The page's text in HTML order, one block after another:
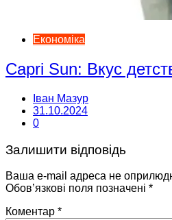
Економіка
Capri Sun: Вкус
Іван Мазур
31.10.2024
0
Залишити відповідь
Ваша e-mail адреса не
Обов’язкові поля позначені *
Коментар *